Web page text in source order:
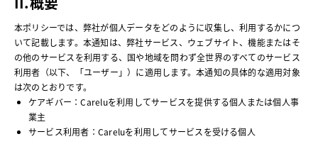
本ポリシーでは、弊社が個人データをどのように収集し、利用するかにつ
いて記載します。本通知は、弊社サービス、ウェブサイト、機能またはそ
の他のサービスを利用する、国や地域を問わず全世界のすべてのサービス
利用者（以下、「ユーザー」）に適用します。本通知の具体的な適用対象
は次のとおりです。
ケアギバー：Careluを利用してサービスを提供する個人または個人事
業主
サービス利用者：Careluを利用してサービスを受ける個人